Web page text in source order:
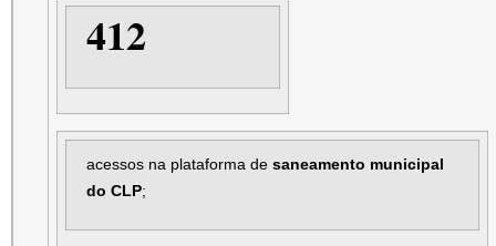
412
acessos na plataforma de saneamento municipal
do CLP;